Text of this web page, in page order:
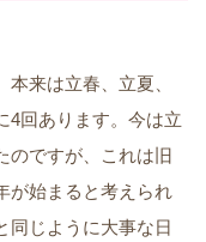
来は立春、立夏、
4回あります。今は立
のですが、これは旧
が始まると考えられ
同じように大事な日